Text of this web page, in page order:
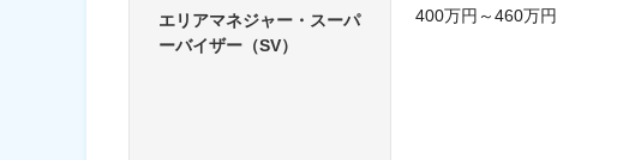
エリアマネジャー・スーパ
ーバイザー（SV）
400万円～460万円